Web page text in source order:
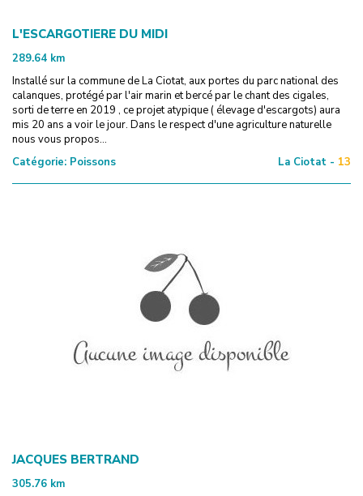
L'ESCARGOTIERE DU MIDI
289.64 km
Installé sur la commune de La Ciotat, aux portes du parc national des
calanques, protégé par l'air marin et bercé par le chant des cigales,
sorti de terre en 2019 , ce projet atypique ( élevage d'escargots) aura
mis 20 ans a voir le jour. Dans le respect d'une agriculture naturelle
nous vous propos...
Catégorie: Poissons La Ciotat - 13
JACQUES BERTRAND
305.76 km